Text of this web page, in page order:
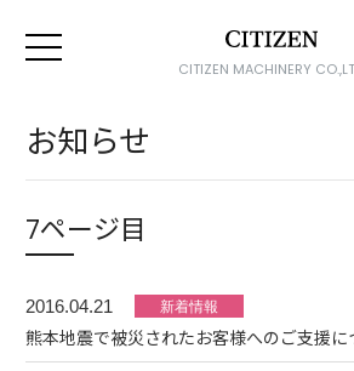
CITIZEN MACHINERY
お知らせ
7ページ目
2016.04.21
熊本地震で被災されたお客様へのご支援に